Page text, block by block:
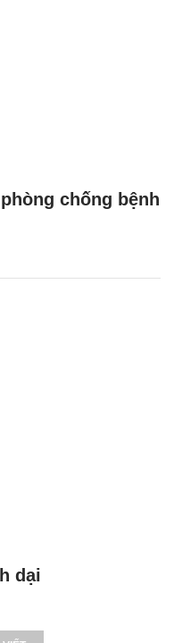
chống bệnh
dại